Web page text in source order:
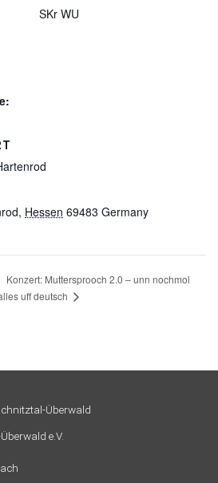
, Hessen 69483 Germany
SKr WU
Konzert: Muttersprooch 2.0 – unn nochmol
uff deutsch
e.V.